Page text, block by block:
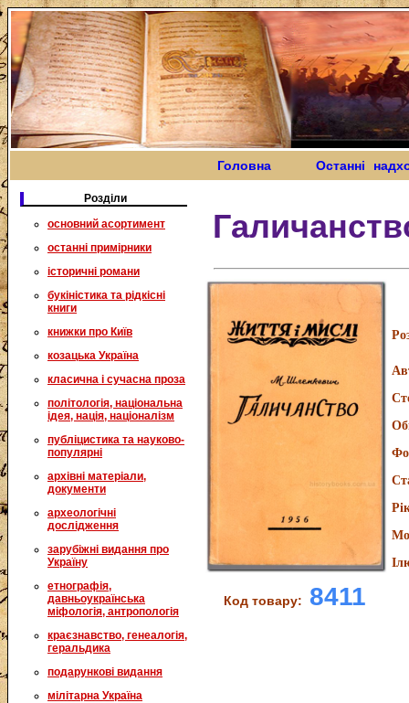
Головна Останні
Розділи
основний асортимент
останні примірники
історичні романи
букіністика та рідкісні
книги
книжки про Київ
козацька Україна
класична і сучасна проза
політологія, національна
ідея, нація, націоналізм
публіцистика та науково-
популярні
архівні матеріали,
документи
археологічні
дослідження
зарубіжні видання про
Україну
етнографія,
давньоукраїнська
міфологія, антропологія
краєзнавство, генеалогія,
геральдика
подарункові видання
мілітарна Україна
Код товару: 8411